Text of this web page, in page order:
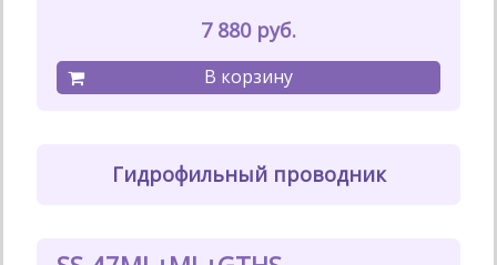
7 880
Гидрофильный проводник